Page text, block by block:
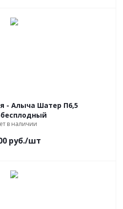
- Алыча Шатер П6,5
в наличии
руб./шт